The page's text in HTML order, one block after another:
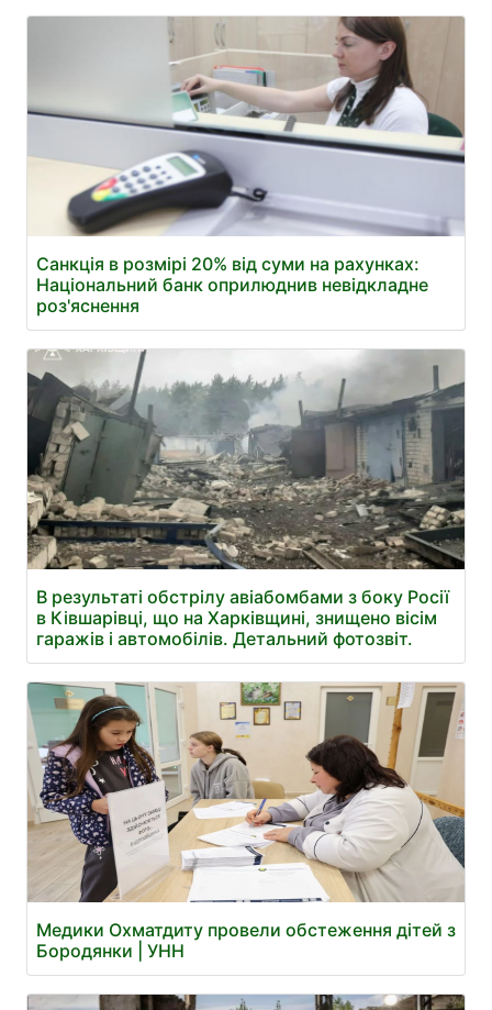
Санкція в розмірі 20% від суми на рахунках:
Національний банк оприлюднив невідкладне
роз'яснення
В результаті обстрілу авіабомбами з боку Росії
в Ківшарівці, що на Харківщині, знищено вісім
гаражів і автомобілів. Детальний фотозвіт.
Медики Охматдиту провели обстеження дітей з
Бородянки | УНН